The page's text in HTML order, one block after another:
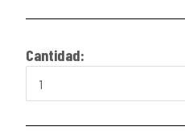
Cantidad: